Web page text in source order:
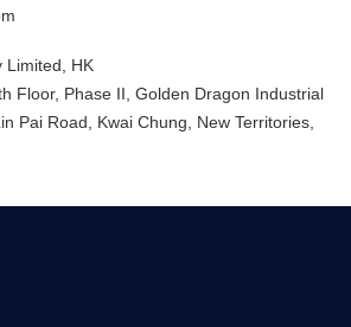
Limited, HK
Floor, Phase II, Golden Dragon Industrial
Pai Road, Kwai Chung, New Territories,